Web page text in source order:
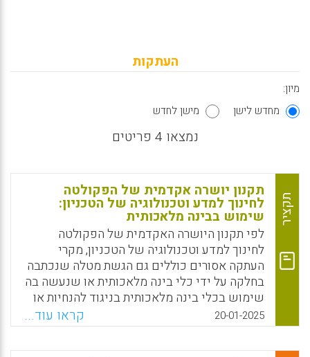
העתקות
מיון:
מחדש לישן
מישן לחדש
נמצאו 4 פריטים
תקציר
תקנון יושרה אקדמית של הפקולטה
לחינוך למדע וטכנולוגיה של הטכניון:
שימוש בבינה מלאכותית
לפי תקנון היושרה האקדמית של הפקולטה
לחינוך למדע וטכנולוגיה של הטכניון, מקרי
העתקה אסורים כוללים גם הגשת מטלה שנכתבה
בחלקה על ידי כלי בינה מלאכותית או שנעשה בה
שימוש בכלי בינה מלאכותית בניגוד להנחיות או
ללא הצהרה מפורשת על כך. עם זאת, במקרים
מסוימים מותר לסטודנטים להשתמש בבינה
מלאכותית.
20-01-2025 קראו עוד...